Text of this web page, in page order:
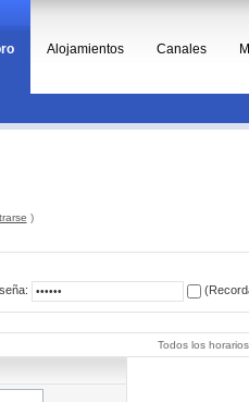
Alojamientos Canales
)
Todos los